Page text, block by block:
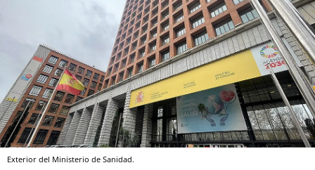
Exterior del Ministerio de Sanidad.